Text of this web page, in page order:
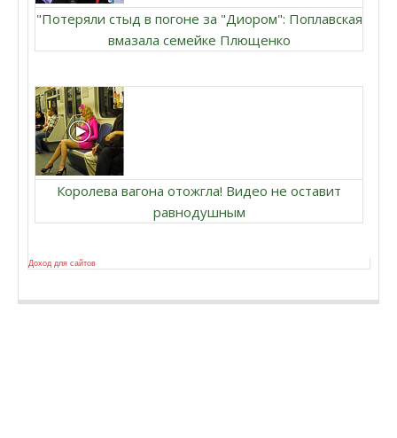
"Потеряли стыд в погоне за "Диором": Поплавская
вмазала семейке Плющенко
Королева вагона отожгла! Видео не оставит
равнодушным
Доход для сайтов